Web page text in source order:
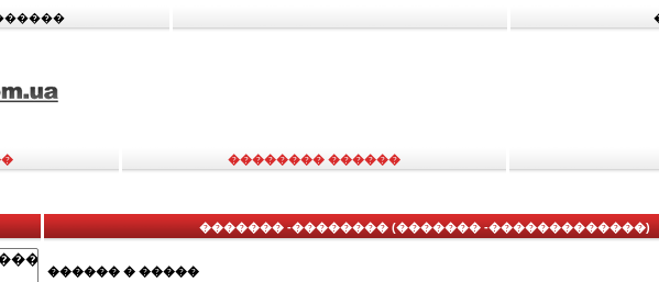
�������� ������
������� -�������� (������� -�������������)
������ � �����